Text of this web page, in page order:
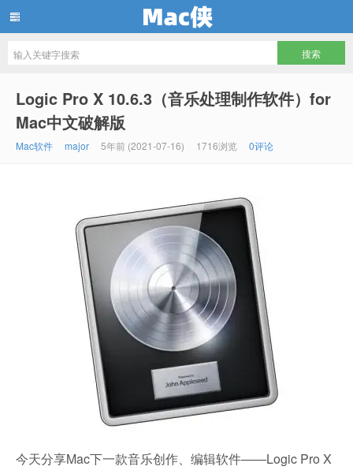
Logic Pro X 10.6.3（音乐处理制作软件）for
Mac中文破解版
Mac软件 major 5年前 (2021-07-16) 1716浏览 0评论
今天分享Mac下一款音乐创作、编辑软件——Logic Pro X